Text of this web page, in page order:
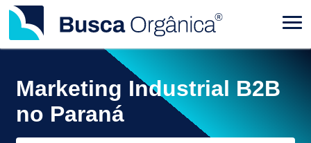
Marketing Industrial B2B
no Paraná